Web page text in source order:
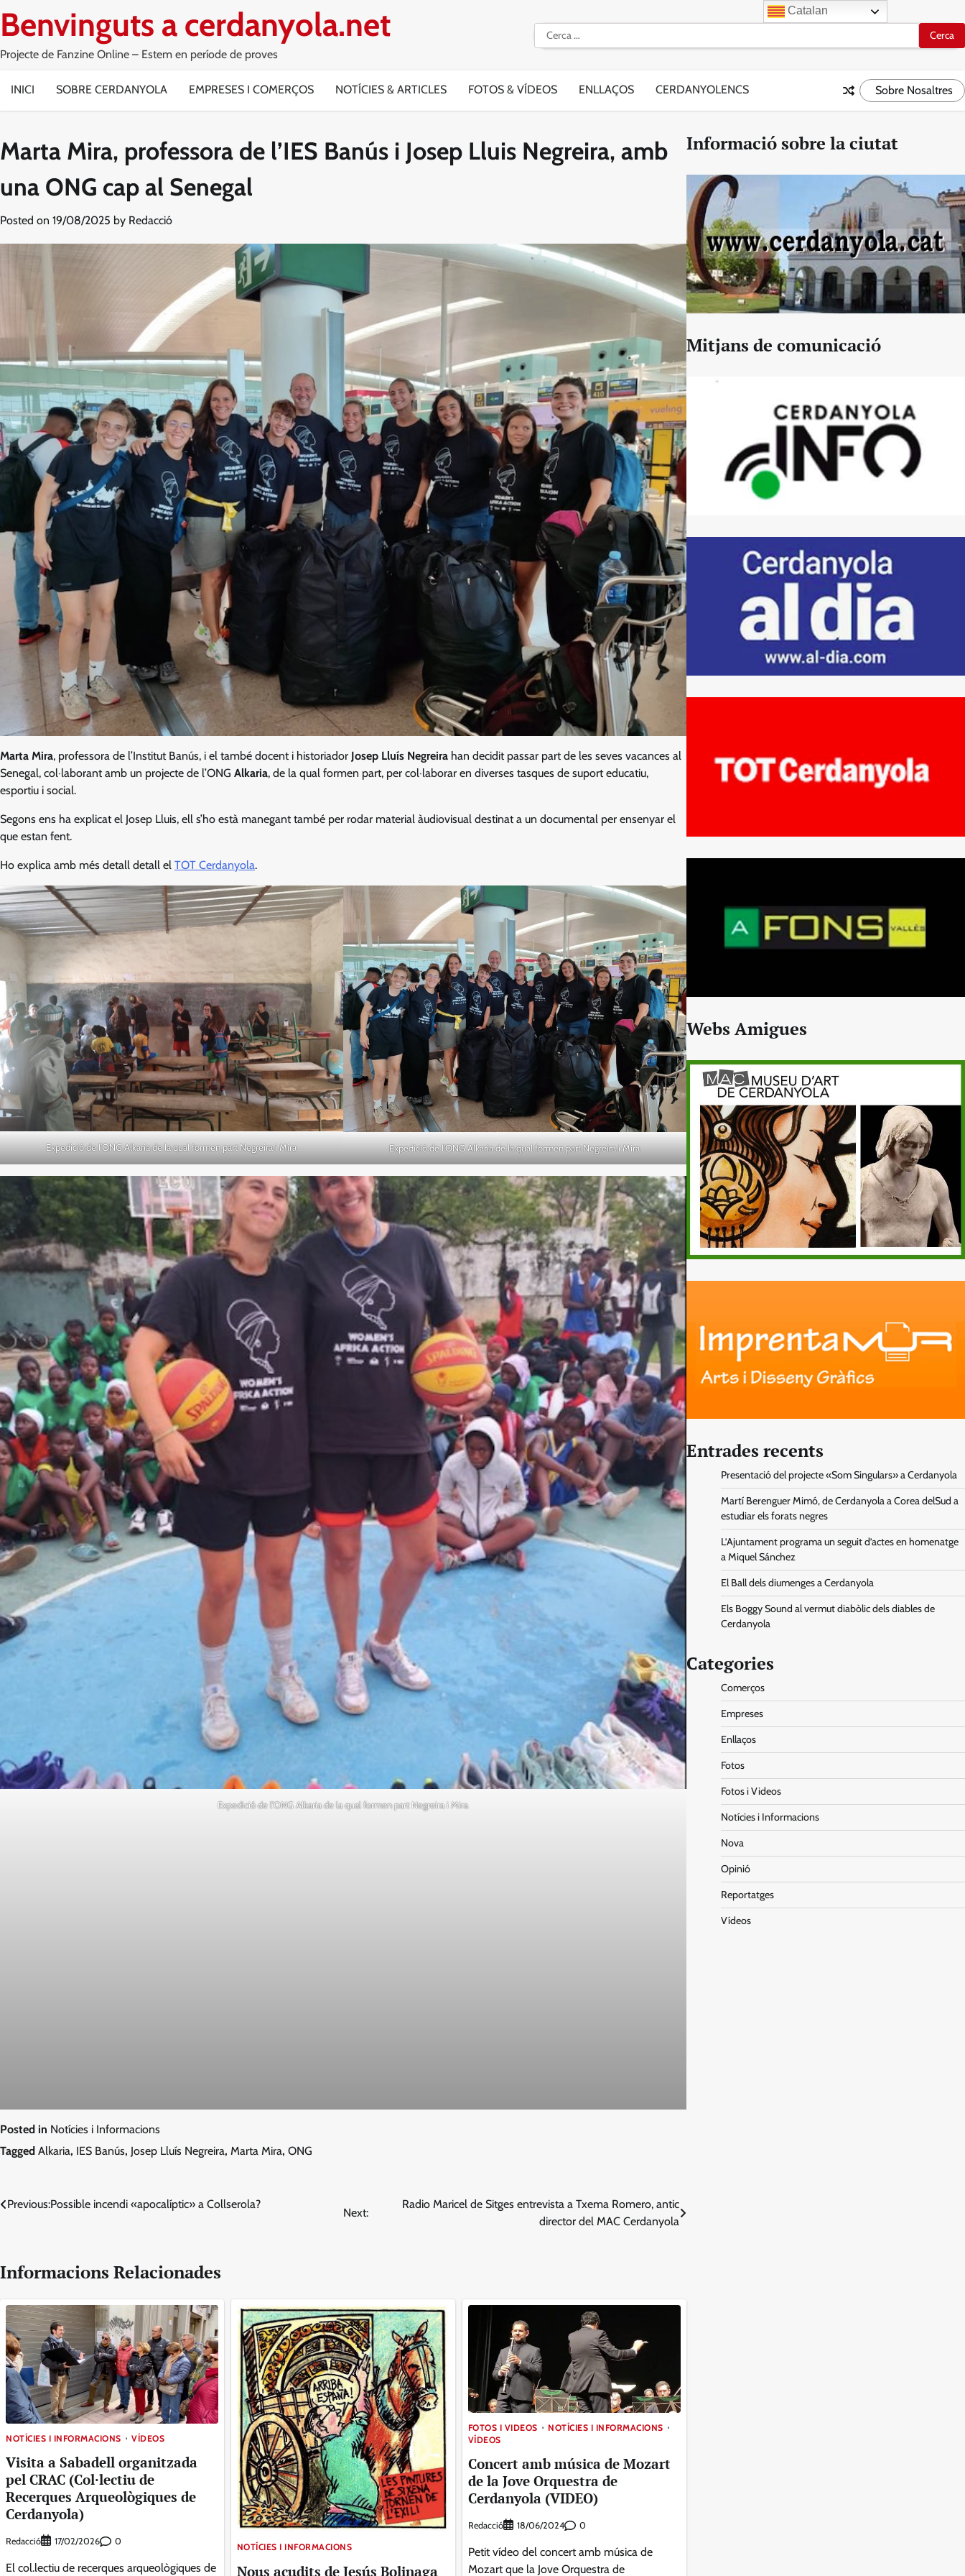
to
Benvinguts a cerdanyola.net
Projecte de Fanzine Online – Estem en període de proves
Cerca:
INICI SOBRE CERDANYOLA EMPRESES I COMERÇOS NOTÍCIES & ARTICLES FOTOS & VÍDEOS ENLLAÇOS CERDANYOLENCS Sobre Nosaltres
Marta Mira, professora de l’IES Banús i Josep Lluis Negreira, amb
una ONG cap al Senegal
Posted on 19/08/2025 by Redacció
Marta Mira, professora de l’Institut Banús, i el també docent i historiador Josep Lluís Negreira han decidit passar part de les seves vacances al
Senegal, col·laborant amb un projecte de l’ONG Alkaria, de la qual formen part, per col·laborar en diverses tasques de suport educatiu,
esportiu i social.
Segons ens ha explicat el Josep Lluis, ell s’ho està manegant també per rodar material àudiovisual destinat a un documental per ensenyar el
que estan fent.
Ho explica amb més detall detall el TOT Cerdanyola.
Expedició de l’ONG Alkaria de la qual formen part Negreira i Mira Expedició de l’ONG Alkaria de la qual formen part Negreira i Mira
Expedició de l’ONG Alkaria de la qual formen part Negreira i Mira
Posted in Notícies i Informacions
Tagged Alkaria, IES Banús, Josep Lluís Negreira, Marta Mira, ONG
Navegació
Previous:Possible incendi «apocalíptic» a Collserola?
Next:
Radio Maricel de Sitges entrevista a Txema Romero, antic
director del MAC Cerdanyola
Informacions Relacionades
NOTÍCIES I INFORMACIONS VÍDEOS
Visita a Sabadell organitzada
pel CRAC (Col·lectiu de
Recerques Arqueològiques de
Cerdanyola)
Redacció 17/02/2026 0
El col.lectiu de recerques arqueològiques de
NOTÍCIES I INFORMACIONS
Nous acudits de Jesús Bolinaga
FOTOS I VIDEOS
NOTÍCIES I INFORMACIONS
VÍDEOS
Concert amb música de Mozart
de la Jove Orquestra de
Cerdanyola (VIDEO)
Redacció 18/06/2024 0
Petit vídeo del concert amb música de
Mozart que la Jove Orquestra de
Informació sobre la ciutat
Mitjans de comunicació
Webs Amigues
Entrades recents
Presentació del projecte «Som Singulars» a Cerdanyola
Martí Berenguer Mimó, de Cerdanyola a Corea delSud a
estudiar els forats negres
L’Ajuntament programa un seguit d’actes en homenatge
a Miquel Sánchez
El Ball dels diumenges a Cerdanyola
Els Boggy Sound al vermut diabòlic dels diables de
Cerdanyola
Categories
Comerços
Empreses
Enllaços
Fotos
Fotos i Videos
Notícies i Informacions
Nova
Opinió
Reportatges
Vídeos
Catalan